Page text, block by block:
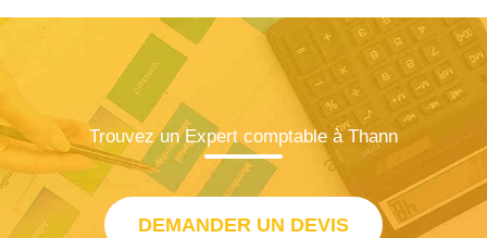
Trouvez un Expert comptable à Thann
DEMANDER UN DEVIS